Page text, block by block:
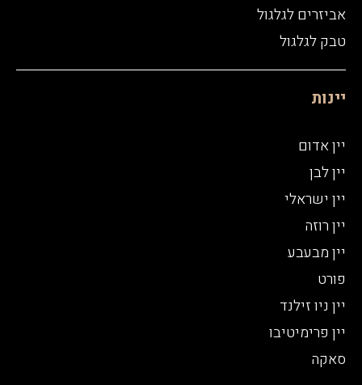
אביזרים לגלגול
טבק לגלגול
יינות
יין אדום
יין לבן
יין ישראלי
יין רוזה
יין מבעבע
פורט
יין ניו זילנד
יין פרימיטיבו
סאקה